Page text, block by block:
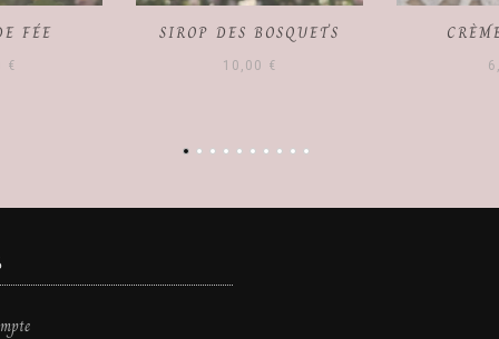
€
CRÈME BRÛLÉE
6,00 €
VELOUTÉ